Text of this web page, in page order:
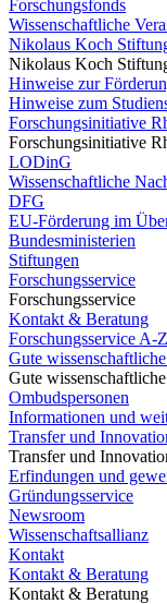
Forschungsfonds
Wissenschaftliche
Nikolaus Koch
Nikolaus Koch
Hinweise zur
Hinweise zum
Forschungsinitiative
Forschungsinitiative
LODinG
Wissenschaftliche
DFG
EU-Förderung im
Bundesministerien
Stiftungen
Forschungsservice
Forschungsservice
Kontakt & Beratung
Forschungsservice A-Z
Gute
Gute
Ombudspersonen
Informationen und
Transfer und
Transfer und
Erfindungen und
Gründungsservice
Newsroom
Wissenschaftsallianz
Kontakt
Kontakt & Beratung
Kontakt & Beratung